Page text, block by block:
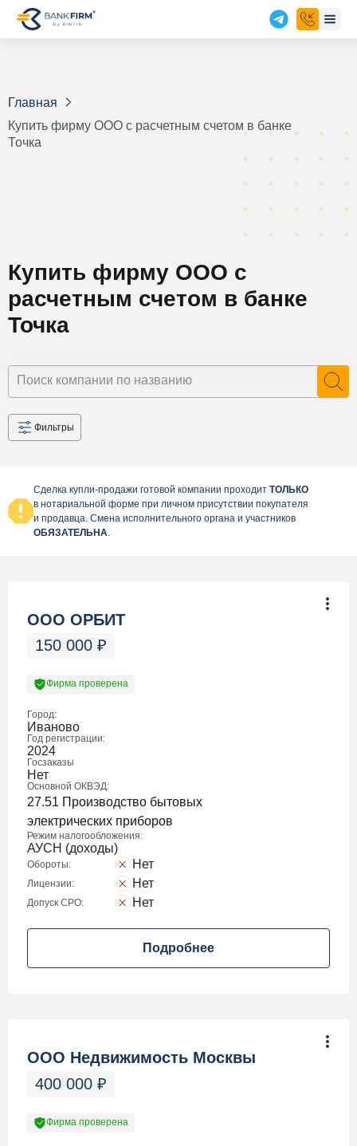
Главная
Купить фирму ООО с расчетным счетом в банке
Точка
Купить фирму ООО с
расчетным счетом в банке
Точка
Фильтры
Сделка купли-продажи готовой компании проходит ТОЛЬКО
в нотариальной форме при личном присутствии покупателя
и продавца. Смена исполнительного органа и участников
ОБЯЗАТЕЛЬНА
ООО ОРБИТ
150 000 ₽
Фирма проверена
Город:
Иваново
Год регистрации:
2024
Госзаказы
Нет
Основной ОКВЭД:
27.51 Производство бытовых
электрических приборов
Режим налогообложения:
АУСН (доходы)
Обороты: Нет
Лицензии: Нет
Допуск СРО: Нет
Подробнее
ООО Недвижимость Москвы
400 000 ₽
Фирма проверена